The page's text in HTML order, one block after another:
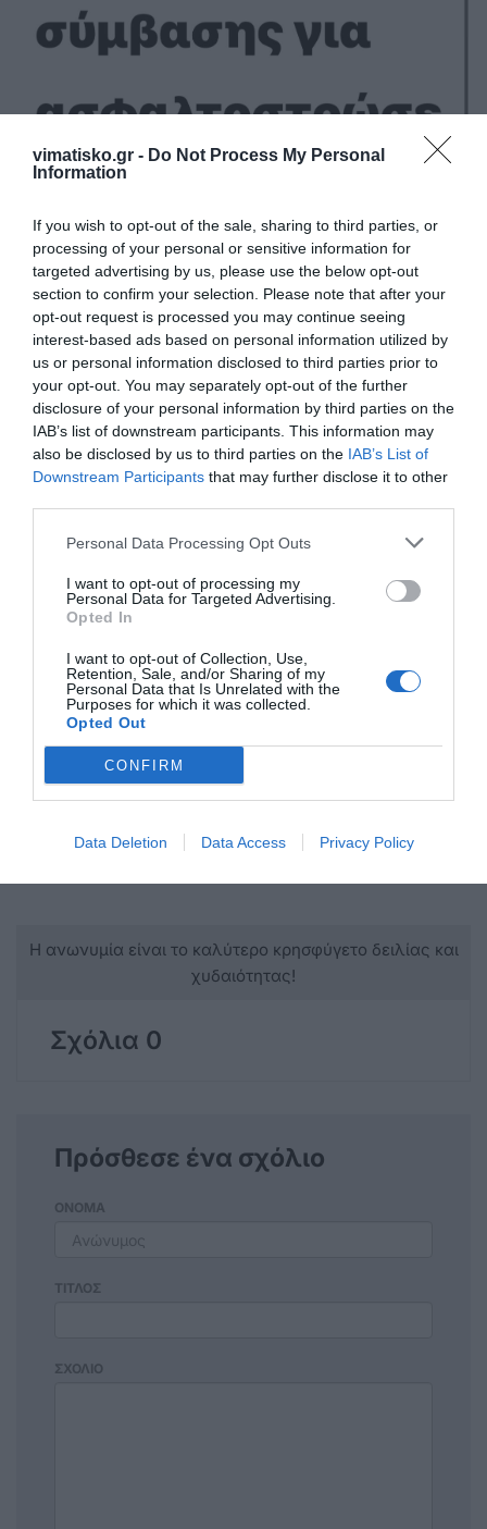
vimatisko.gr - Do Not Process My Personal
Information
If you wish to opt-out of the sale, sharing to third parties, or
processing of your personal or sensitive information for
targeted advertising by us, please use the below opt-out
section to confirm your selection. Please note that after your
opt-out request is processed you may continue seeing
interest-based ads based on personal information utilized by
us or personal information disclosed to third parties prior to
your opt-out. You may separately opt-out of the further
disclosure of your personal information by third parties on the
IAB’s list of downstream participants. This information may
also be disclosed by us to third parties on the IAB’s List of
Downstream Participants that may further disclose it to other
Personal Data Processing Opt Outs
I want to opt-out of processing my
Personal Data for Targeted Advertising.
Opted In
I want to opt-out of Collection, Use,
Retention, Sale, and/or Sharing of my
Personal Data that Is Unrelated with the
Purposes for which it was collected.
Opted Out
CONFIRM
Data Deletion Data Access Privacy Policy
Η ανωνυμία είναι το καλύτερο κρησφύγετο δειλίας και
χυδαιότητας!
Σχόλια 0
Πρόσθεσε ένα σχόλιο
ΟΝΟΜΑ
ΤΙΤΛΟΣ
ΣΧΟΛΙΟ